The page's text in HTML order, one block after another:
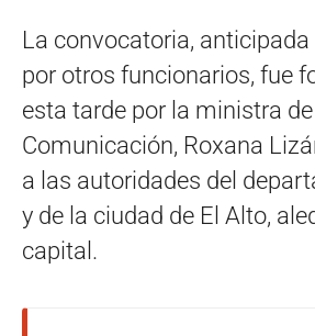
La convocatoria,
por otros funcionarios, fue
esta tarde por la ministra de
Comunicación, Roxana
a las autoridades del
y de la ciudad de El Alto,
capital.